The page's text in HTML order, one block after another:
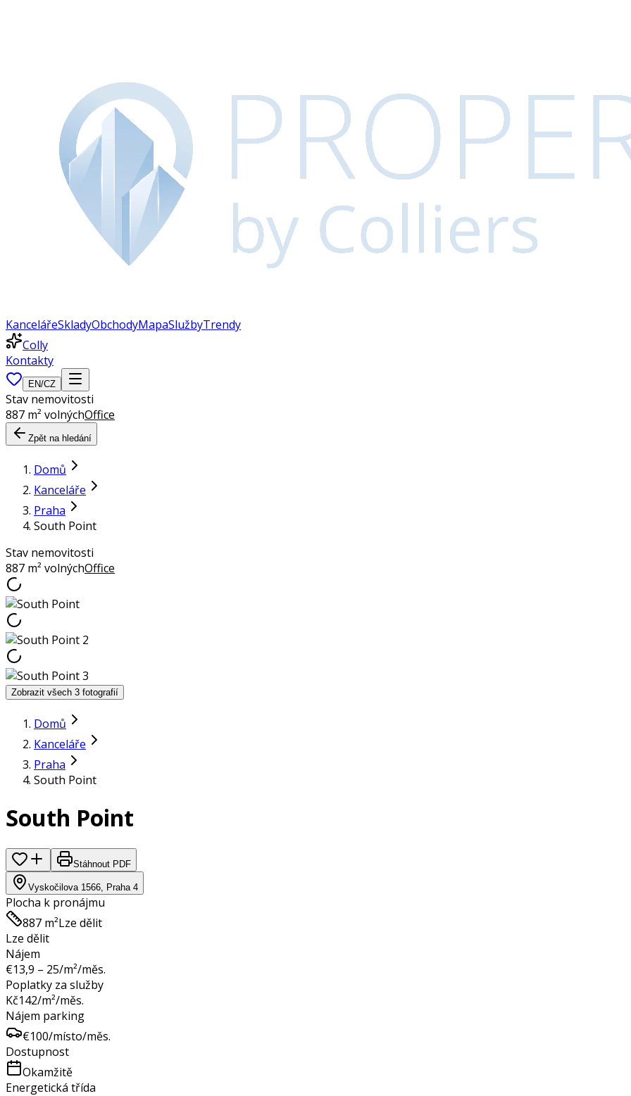
KancelářeSkladyObchodyMapaSlužbyTrendy
Colly
Kontakty
EN/CZ
Stav nemovitosti
887 m² volnýchOffice
Zpět na hledání
Domů
Kanceláře
Praha
South Point
Stav nemovitosti
887 m² volnýchOffice
Zobrazit všech 3 fotografií
Domů
Kanceláře
Praha
South Point
South Point
Stáhnout PDF
Vyskočilova 1566, Praha 4
Plocha k pronájmu
887 m²Lze dělit
Lze dělit
Nájem
€13,9 – 25/m²/měs.
Poplatky za služby
Kč142/m²/měs.
Nájem parking
€100/místo/měs.
Dostupnost
Okamžitě
Energetická třída